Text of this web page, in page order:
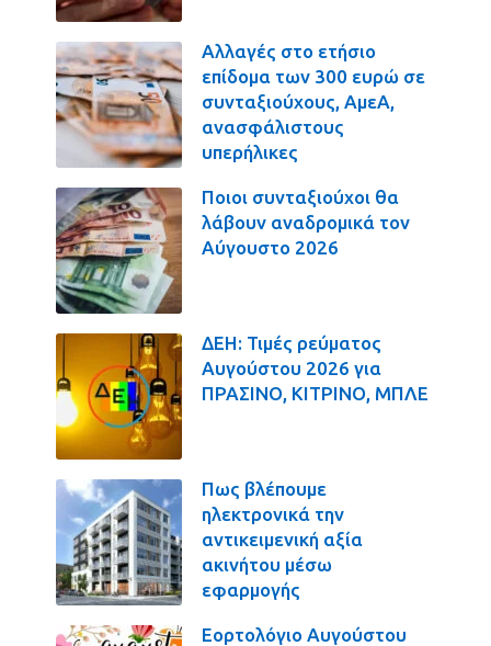
Αλλαγές στο ετήσιο
επίδομα των 300 ευρώ σε
συνταξιούχους, ΑμεΑ,
ανασφάλιστους
υπερήλικες
Ποιοι συνταξιούχοι θα
λάβουν αναδρομικά τον
Αύγουστο 2026
ΔΕΗ: Τιμές ρεύματος
Αυγούστου 2026 για
ΠΡΑΣΙΝΟ, ΚΙΤΡΙΝΟ, ΜΠΛΕ
Πως βλέπουμε
ηλεκτρονικά την
αντικειμενική αξία
ακινήτου μέσω
εφαρμογής
Εορτολόγιο Αυγούστου